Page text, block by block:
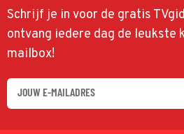
Schrijf je in voor de gratis
ontvang iedere dag de
mailbox!